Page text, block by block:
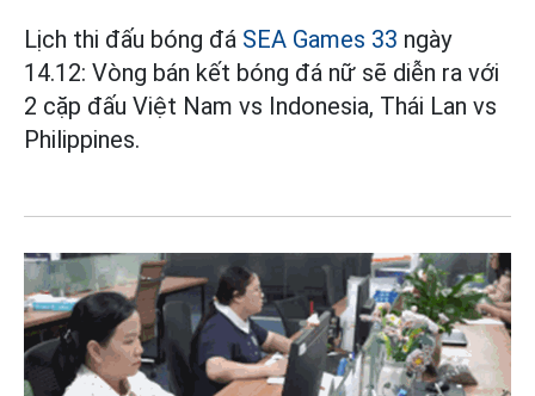
Lịch thi đấu bóng đá SEA Games 33 ngày
14.12: Vòng bán kết bóng đá nữ sẽ diễn ra với
2 cặp đấu Việt Nam vs Indonesia, Thái Lan vs
Philippines.